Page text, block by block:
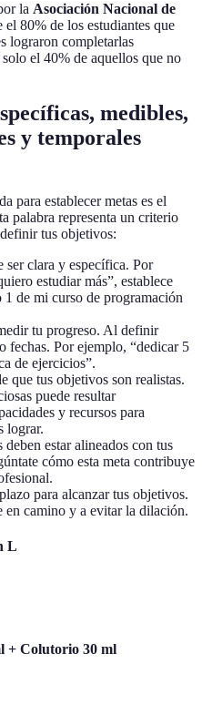
la Asociación Nacional de
el 80% de los estudiantes que
lograron completarlas
el 40% de aquellos que no
medibles,
y temporales
para establecer metas es el
palabra representa un criterio
tus objetivos:
ser clara y específica. Por
estudiar más”, establece
de mi curso de programación
tu progreso. Al definir
fechas. Por ejemplo, “dedicar 5
de ejercicios”.
que tus objetivos son realistas.
puede resultar
y recursos para
lograr.
estar alineados con tus
cómo esta meta contribuye
para alcanzar tus objetivos.
en camino y a evitar la dilación.
L
+ Colutorio 30 ml